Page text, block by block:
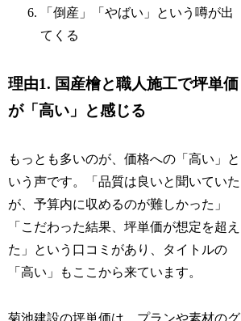
「倒産」「やばい」という噂が出
てくる
理由1. 国産檜と職人施工で坪単価
が「高い」と感じる
もっとも多いのが、価格への「高い」と
いう声です。「品質は良いと聞いていた
が、予算内に収めるのが難しかった」
「こだわった結果、坪単価が想定を超え
た」という口コミがあり、タイトルの
「高い」もここから来ています。